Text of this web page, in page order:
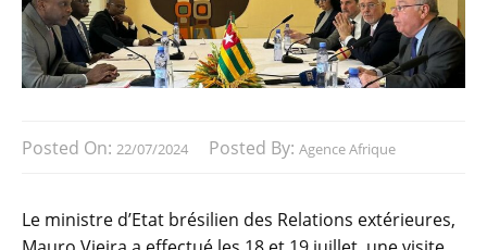
Posted On: 22/07/2024 Posted By: Agence Afrique
Le ministre d’Etat brésilien des Relations extérieures,